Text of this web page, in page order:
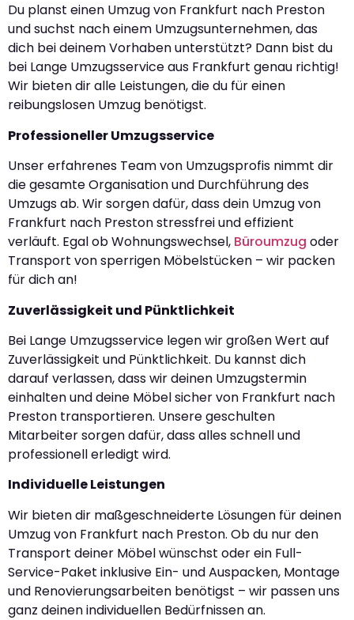
Du planst einen Umzug von Frankfurt nach Preston
und suchst nach einem Umzugsunternehmen, das
dich bei deinem Vorhaben unterstützt? Dann bist du
bei Lange Umzugsservice aus Frankfurt genau richtig!
Wir bieten dir alle Leistungen, die du für einen
reibungslosen Umzug benötigst.
Professioneller Umzugsservice
Unser erfahrenes Team von Umzugsprofis nimmt dir
die gesamte Organisation und Durchführung des
Umzugs ab. Wir sorgen dafür, dass dein Umzug von
Frankfurt nach Preston stressfrei und effizient
verläuft. Egal ob Wohnungswechsel, Büroumzug oder
Transport von sperrigen Möbelstücken – wir packen
für dich an!
Zuverlässigkeit und Pünktlichkeit
Bei Lange Umzugsservice legen wir großen Wert auf
Zuverlässigkeit und Pünktlichkeit. Du kannst dich
darauf verlassen, dass wir deinen Umzugstermin
einhalten und deine Möbel sicher von Frankfurt nach
Preston transportieren. Unsere geschulten
Mitarbeiter sorgen dafür, dass alles schnell und
professionell erledigt wird.
Individuelle Leistungen
Wir bieten dir maßgeschneiderte Lösungen für deinen
Umzug von Frankfurt nach Preston. Ob du nur den
Transport deiner Möbel wünschst oder ein Full-
Service-Paket inklusive Ein- und Auspacken, Montage
und Renovierungsarbeiten benötigst – wir passen uns
ganz deinen individuellen Bedürfnissen an.